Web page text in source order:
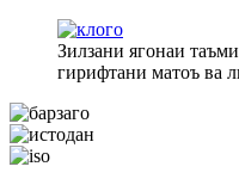
Зилзани ягонаи
гирифтани матоъ ва